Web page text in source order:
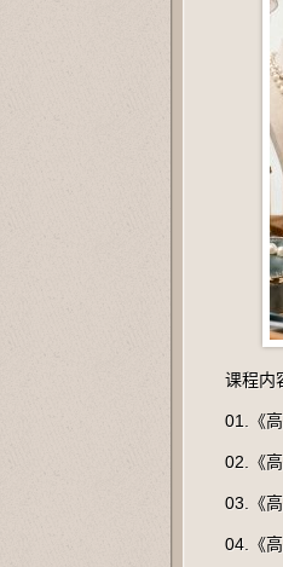
课程内
01.《
02.《
03.《
04.《